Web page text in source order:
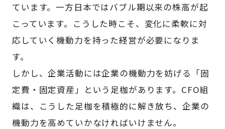
ています。一方日本ではバブル期以来の株高が起
こっています。こうした時こそ、変化に柔軟に対
応していく機動力を持った経営が必要になりま
す。
しかし、企業活動には企業の機動力を妨げる「固
定費・固定資産」という足枷があります。CFO組
織は、こうした足枷を積極的に解き放ち、企業の
機動力を高めていかなければいけません。